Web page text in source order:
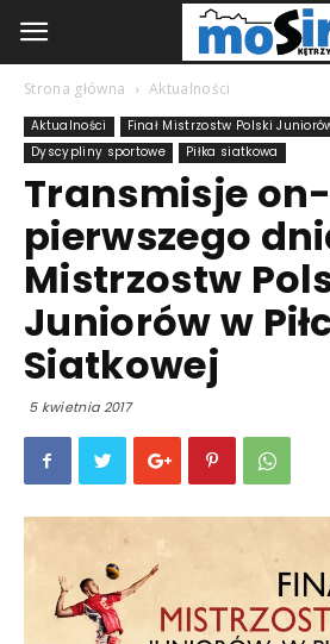
Strona główna Aktualności
Aktualności
Finał Mistrzostw Polski
Dyscypliny sportowe
Piłka siatkowa
Transmisje
pierwszego
Mistrzostw
Juniorów w
Siatkowej
5 kwietnia 2017